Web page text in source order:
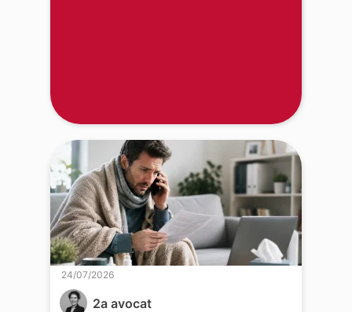
2a avocat
24/07/2026